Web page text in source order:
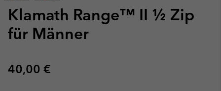
Klamath Range™ II ½ Zip
für Männer
Regular price:
40,00 €